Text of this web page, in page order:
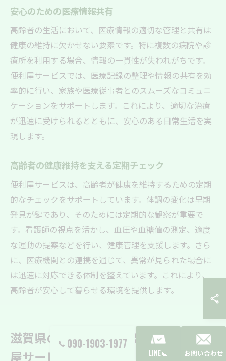
安心のための医療情報共有
高齢者の生活において、医療情報の適切な管理と共有は
健康の維持に欠かせない要素です。特に複数の病院や診
療所を利用する場合、情報の一貫性が失われがちです。
便利屋サービスでは、医療記録の整理や情報の共有を効
率的に行い、家族や医療従事者とのスムーズなコミュニ
ケーションをサポートします。これにより、適切な治療
が迅速に受けられるとともに、安心のある日常生活を実
現します。
高齢者の健康維持を支える定期チェック
便利屋サービスは、高齢者が健康を維持するための定期
的なチェックをサポートしています。体調の変化は早期
発見が鍵であり、そのためには定期的な観察が重要で
す。看護師の視点を活かし、血圧や血糖値の測定、適度
な運動の提案などを行い、健康管理を支援します。さら
に、医療機関との連携を通じて、異常が見られた場合に
は迅速に対応できる体制を整えています。これにより、
高齢者が安心して暮らせる環境を提供します。
滋賀県の高齢者に安心を提供する便利
屋サービスの特徴
090-1903-1977
LINE お問い合わせ